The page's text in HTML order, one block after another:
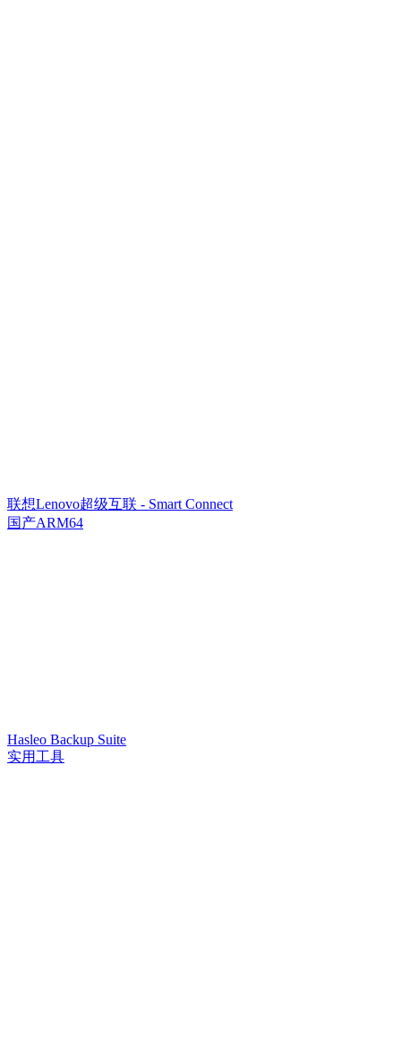
联想Lenovo超级互联 - Smart Connect
国产ARM64
Hasleo Backup Suite
实用工具